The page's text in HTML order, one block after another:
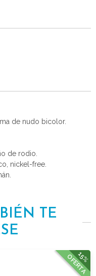
de nudo bicolor.
de rodio.
nickel-free.
TE
15%
OFERTA